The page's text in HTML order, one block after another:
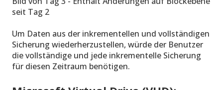
seit Tag 2
Um Daten aus der inkrementellen und vollständigen
Sicherung wiederherzustellen, würde der Benutzer
die vollständige und jede inkrementelle Sicherung
für diesen Zeitraum benötigen.